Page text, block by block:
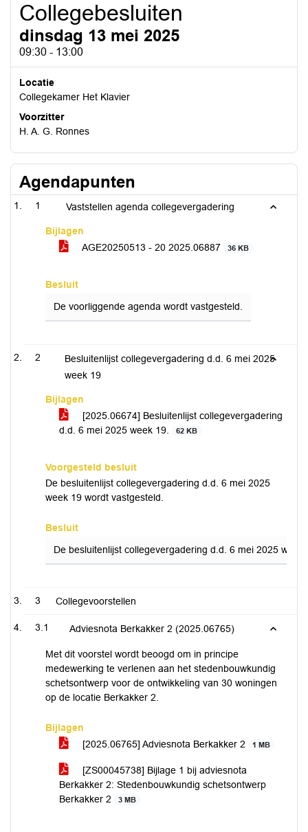
Collegebesluiten
dinsdag 13 mei 2025
09:30 - 13:00
Locatie
Collegekamer Het Klavier
Voorzitter
H. A. G. Ronnes
Agendapunten
1 Vaststellen agenda collegevergadering
Bijlagen
AGE20250513 - 20 2025.06887
36 KB
Besluit
De voorliggende agenda wordt vastgesteld.
2
Besluitenlijst collegevergadering d.d. 6 mei 2025
week 19
Bijlagen
[2025.06674] Besluitenlijst collegevergadering
d.d. 6 mei 2025 week 19.
62 KB
Voorgesteld besluit
De besluitenlijst collegevergadering d.d. 6 mei 2025
week 19 wordt vastgesteld.
Besluit
De besluitenlijst collegevergadering d.d. 6 mei 2025
3 Collegevoorstellen
3.1 Adviesnota Berkakker 2 (2025.06765)
Met dit voorstel wordt beoogd om in principe
medewerking te verlenen aan het stedenbouwkundig
schetsontwerp voor de ontwikkeling van 30 woningen
op de locatie Berkakker 2.
Bijlagen
[2025.06765] Adviesnota Berkakker 2
1 MB
[ZS00045738] Bijlage 1 bij adviesnota
Berkakker 2: Stedenbouwkundig schetsontwerp
Berkakker 2
3 MB